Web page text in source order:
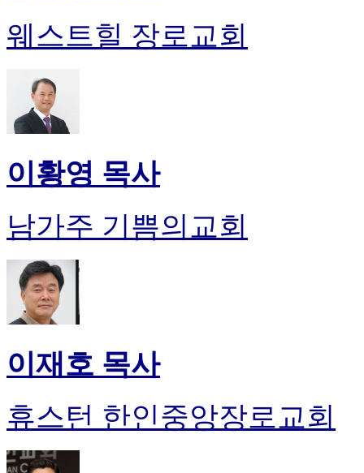
웨스트힐 장로교회
이황영 목사
남가주 기쁨의교회
이재호 목사
휴스턴 한인중앙장로교회